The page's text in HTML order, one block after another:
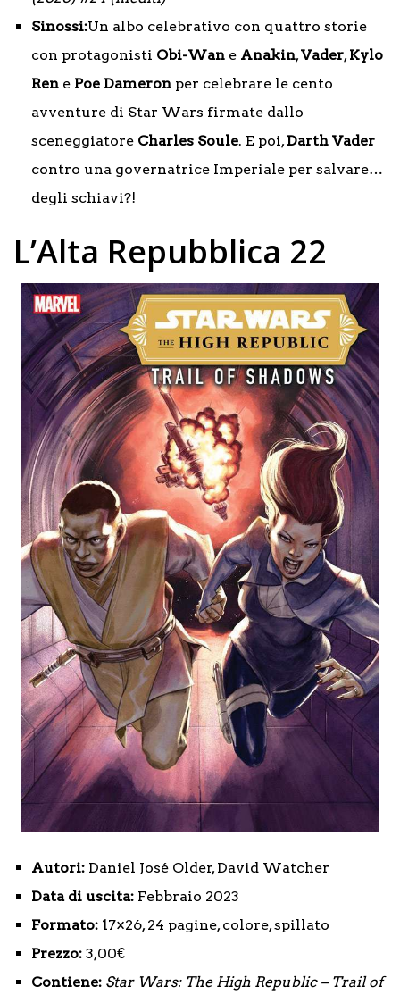
Sinossi:Un albo celebrativo con quattro storie
con protagonisti Obi-Wan e Anakin,Vader,Kylo
Ren e Poe Dameron per celebrare le cento
avventure di Star Wars firmate dallo
sceneggiatore Charles Soule. E poi,Darth Vader
contro una governatrice Imperiale per salvare…
degli schiavi?!
L’Alta Repubblica 22
Autori: Daniel José Older, David Watcher
Data di uscita: Febbraio 2023
Formato: 17×26, 24 pagine, colore, spillato
Prezzo: 3,00€
Contiene: Star Wars: The High Republic – Trail of